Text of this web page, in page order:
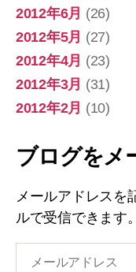
2012年6月 (26)
2012年5月 (27)
2012年4月 (23)
2012年3月 (31)
2012年2月 (10)
ブログをメ
メールアドレスを
ルで受信できます。